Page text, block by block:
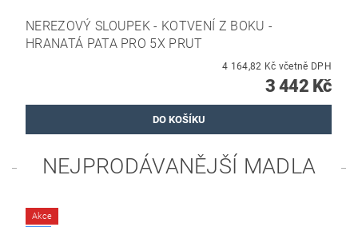
NEREZOVÝ SLOUPEK - KOTVENÍ Z BOKU -
HRANATÁ PATA PRO 5X PRUT
4 164,82 Kč včetně DPH
3 442 Kč
NEJPRODÁVANĚJŠÍ MADLA
Akce